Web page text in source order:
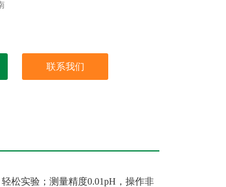
联系我们
松实验；测量精度0.01pH，操作非